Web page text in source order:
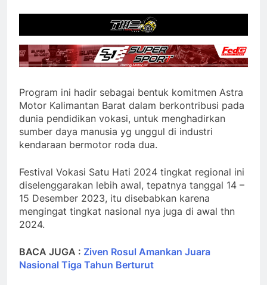
Program ini hadir sebagai bentuk komitmen Astra
Motor Kalimantan Barat dalam berkontribusi pada
dunia pendidikan vokasi, untuk menghadirkan
sumber daya manusia yg unggul di industri
kendaraan bermotor roda dua.
Festival Vokasi Satu Hati 2024 tingkat regional ini
diselenggarakan lebih awal, tepatnya tanggal 14 –
15 Desember 2023, itu disebabkan karena
mengingat tingkat nasional nya juga di awal thn
2024.
BACA JUGA : Ziven Rosul Amankan Juara
Nasional Tiga Tahun Berturut